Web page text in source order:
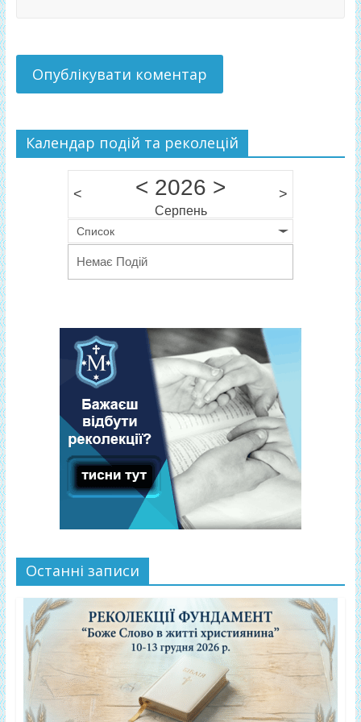
Календар подій та реколецій
< < 2026 >
Серпень
>
Список
Немає Подій
Останні записи